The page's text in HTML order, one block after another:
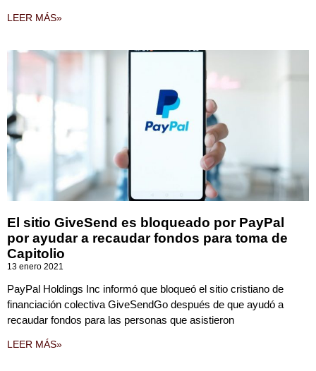
LEER MÁS»
El sitio GiveSend es bloqueado por PayPal
por ayudar a recaudar fondos para toma de
Capitolio
13 enero 2021
PayPal Holdings Inc informó que bloqueó el sitio cristiano de
financiación colectiva GiveSendGo después de que ayudó a
recaudar fondos para las personas que asistieron
LEER MÁS»